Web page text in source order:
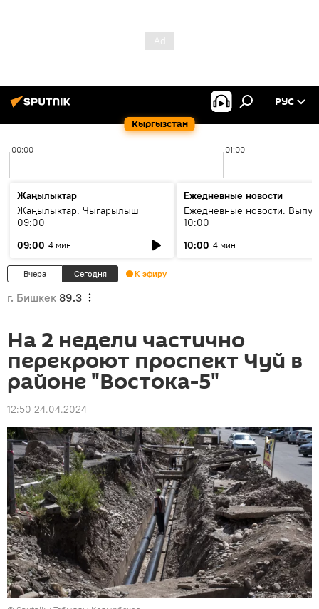
Кыргызстан
РУС
00:00 01:00
Жаңылыктар
Жаңылыктар. Чыгарылыш
09:00
09:00 4 мин
Ежедневные новости
Ежедневные новости.
10:00
10:00 4 мин
Вчера Сегодня К эфиру
г. Бишкек 89.3
На 2 недели частично
перекроют проспект Чуй в
районе "Востока-5"
12:50 24.04.2024